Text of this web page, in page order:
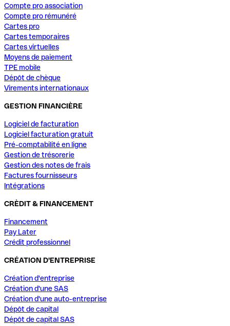
Compte pro association
Compte pro rémunéré
Cartes pro
Cartes temporaires
Cartes virtuelles
Moyens de paiement
TPE mobile
Dépôt de chèque
Virements internationaux
GESTION FINANCIÈRE
Logiciel de facturation
Logiciel facturation gratuit
Pré-comptabilité en ligne
Gestion de trésorerie
Gestion des notes de frais
Factures fournisseurs
Intégrations
CRÈDIT & FINANCEMENT
Financement
Pay Later
Crédit professionnel
CRÉATION D'ENTREPRISE
Création d'entreprise
Création d'une SAS
Création d'une auto-entreprise
Dépôt de capital
Dépôt de capital SAS